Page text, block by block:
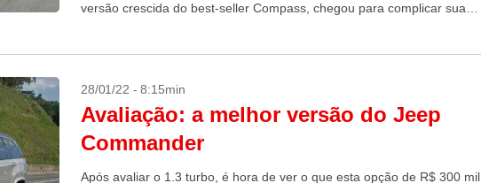
versão crescida do best-seller Compass, chegou para complicar sua
28/01/22 - 8:15min
Avaliação: a melhor versão do Jeep
Commander
Após avaliar o 1.3 turbo, é hora de ver o que esta opção de R$ 300 mil,